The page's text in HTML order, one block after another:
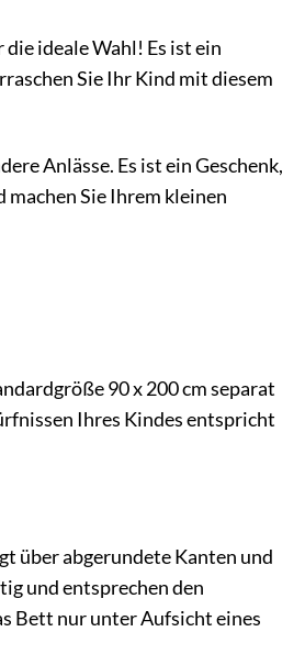
ideale Wahl! Es ist ein
Sie Ihr Kind mit diesem
Anlässe. Es ist ein Geschenk,
Sie Ihrem kleinen
90 x 200 cm separat
Ihres Kindes entspricht
über abgerundete Kanten und
und entsprechen den
Bett nur unter Aufsicht eines